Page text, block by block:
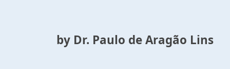
by Dr. Paulo de Aragão Lins